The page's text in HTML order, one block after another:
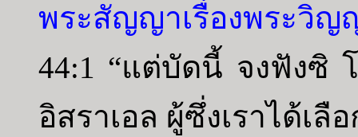
พระสัญญาเรื่องพระวิ
44:1 “แต่บัดนี้ จงฟังซิ
อิสราเอล ผู้ซึ่งเราได้เลื